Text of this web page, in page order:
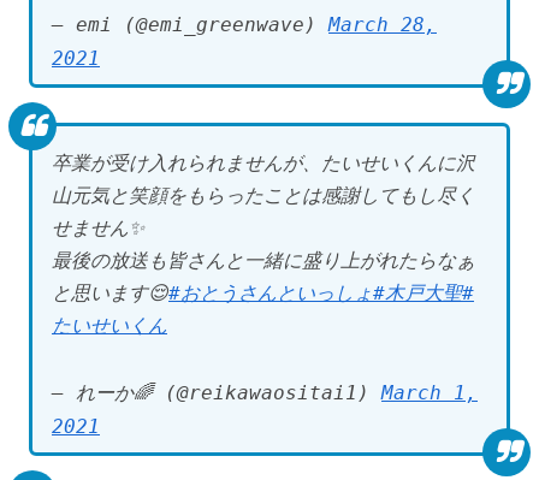
— emi (@emi_greenwave)March 28,
2021
卒業が受け入れられませんが、たいせいくんに沢
山元気と笑顔をもらったことは感謝してもし尽く
せません✨
最後の放送も皆さんと一緒に盛り上がれたらなぁ
と思います😌#おとうさんといっしょ#木戸大聖#
たいせいくん
— れーか🌈 (@reikawaositai1)March 1,
2021